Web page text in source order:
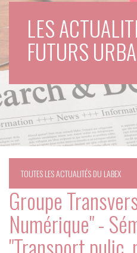
LES
FUTURS
TOUTES LES ACTUALITÉS DU LABEX
Groupe
Numérique" -